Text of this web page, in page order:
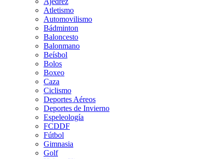
Atletismo
Automovilismo
Bádminton
Baloncesto
Balonmano
Beísbol
Bolos
Boxeo
Caza
Ciclismo
Deportes Aéreos
Deportes de Invierno
Espeleología
FCDDF
Fútbol
Gimnasia
Golf